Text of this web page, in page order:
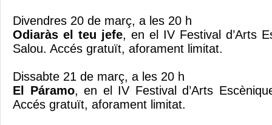
Divendres 20 de març, a les 20 h
Odiaràs el teu jefe, en el IV Festival d’Arts
Salou. Accés gratuït, aforament limitat.
Dissabte 21 de març, a les 20 h
El Páramo, en el IV Festival d’Arts
Accés gratuït, aforament limitat.